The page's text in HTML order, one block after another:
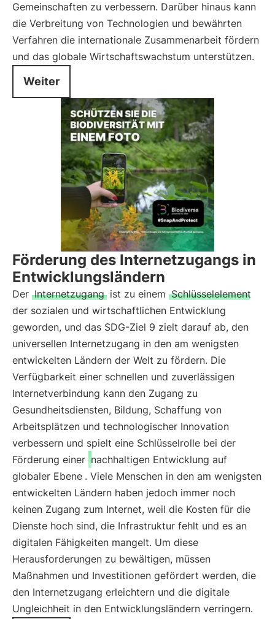
Gemeinschaften zu verbessern. Darüber hinaus kann
die Verbreitung von Technologien und bewährten
Verfahren die internationale Zusammenarbeit fördern
und das globale Wirtschaftswachstum unterstützen.
Weiter
Förderung des Internetzugangs in
Entwicklungsländern
Der Internetzugang ist zu einem Schlüsselelement
der sozialen und wirtschaftlichen Entwicklung
geworden, und das SDG-Ziel 9 zielt darauf ab, den
universellen Internetzugang in den am wenigsten
entwickelten Ländern der Welt zu fördern. Die
Verfügbarkeit einer schnellen und zuverlässigen
Internetverbindung kann den Zugang zu
Gesundheitsdiensten, Bildung, Schaffung von
Arbeitsplätzen und technologischer Innovation
verbessern und spielt eine Schlüsselrolle bei der
Förderung einer nachhaltigen Entwicklung auf
globaler Ebene . Viele Menschen in den am wenigsten
entwickelten Ländern haben jedoch immer noch
keinen Zugang zum Internet, weil die Kosten für die
Dienste hoch sind, die Infrastruktur fehlt und es an
digitalen Fähigkeiten mangelt. Um diese
Herausforderungen zu bewältigen, müssen
Maßnahmen und Investitionen gefördert werden, die
den Internetzugang erleichtern und die digitale
Ungleichheit in den Entwicklungsländern verringern.